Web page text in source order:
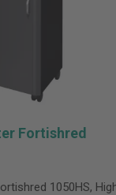
Fortishred
1050HS,